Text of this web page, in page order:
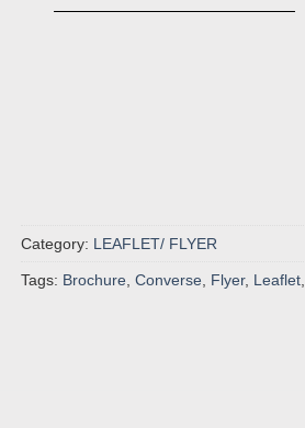
Category: LEAFLET/ FLYER
Tags: Brochure Converse Flyer, Leaflet